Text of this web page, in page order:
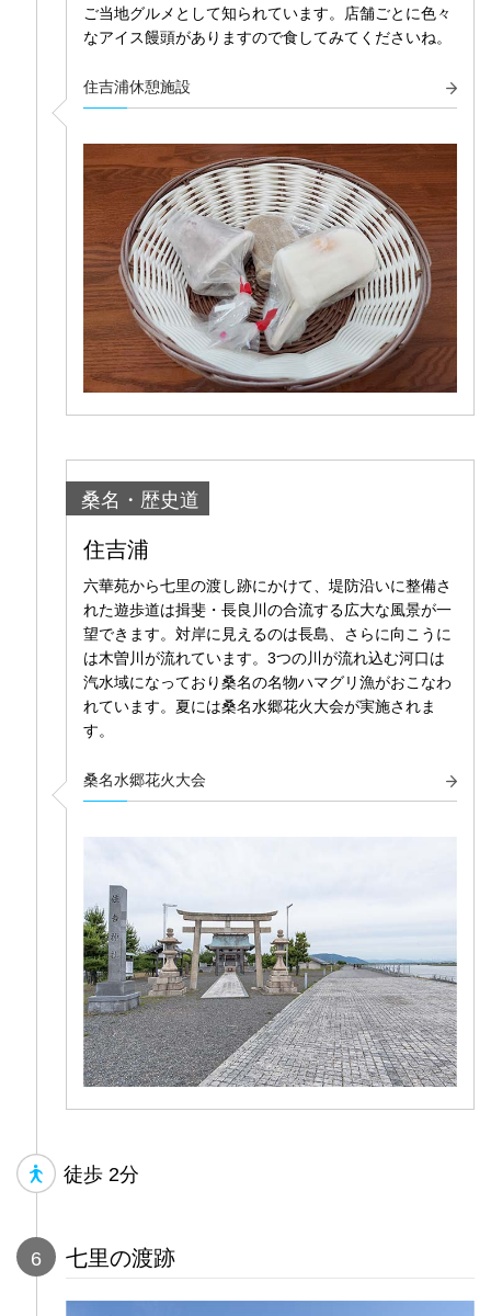
ご当地グルメとして知られています。店舗ごとに色々
なアイス饅頭がありますので食してみてくださいね。
住吉浦休憩施設
桑名・歴史道
住吉浦
六華苑から七里の渡し跡にかけて、堤防沿いに整備さ
れた遊歩道は揖斐・長良川の合流する広大な風景が一
望できます。対岸に見えるのは長島、さらに向こうに
は木曽川が流れています。3つの川が流れ込む河口は
汽水域になっており桑名の名物ハマグリ漁がおこなわ
れています。夏には桑名水郷花火大会が実施されま
す。
桑名水郷花火大会
徒歩 2分
6 七里の渡跡